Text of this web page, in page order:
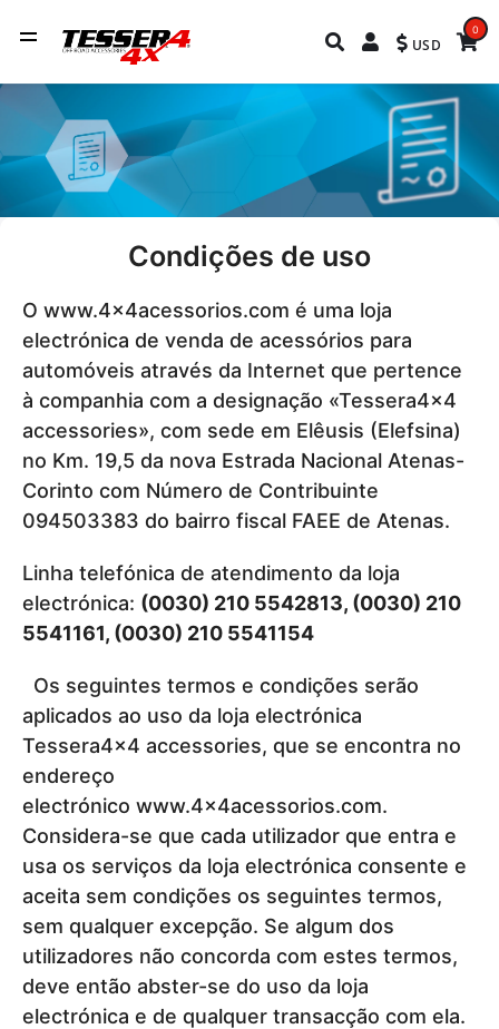
USD
0
Condições de uso
O www.4x4acessorios.com é uma loja
electrónica de venda de acessórios para
automóveis através da Internet que pertence
à companhia com a designação «Tessera4x4
accessories», com sede em Elêusis (Elefsina)
no Km. 19,5 da nova Estrada Nacional Atenas-
Corinto com Número de Contribuinte
094503383 do bairro fiscal FAEE de Atenas.
Linha telefónica de atendimento da loja
electrónica: (0030) 210 5542813, (0030) 210
5541161, (0030) 210 5541154
Os seguintes termos e condições serão
aplicados ao uso da loja electrónica
Tessera4x4 accessories, que se encontra no
endereço
electrónico www.4x4acessorios.com.
Considera-se que cada utilizador que entra e
usa os serviços da loja electrónica consente e
aceita sem condições os seguintes termos,
sem qualquer excepção. Se algum dos
utilizadores não concorda com estes termos,
deve então abster-se do uso da loja
electrónica e de qualquer transacção com ela.